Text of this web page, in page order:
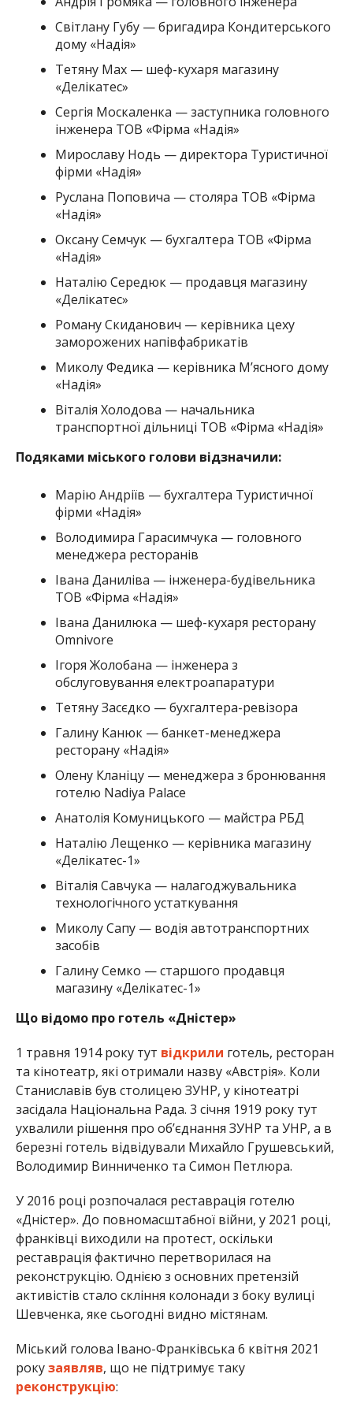
Світлану Губу — бригадира Кондитерського
дому «Надія»
Тетяну Мах — шеф-кухаря магазину
«Делікатес»
Сергія Москаленка — заступника головного
інженера ТОВ «Фірма «Надія»
Мирославу Нодь — директора Туристичної
фірми «Надія»
Руслана Поповича — столяра ТОВ «Фірма
«Надія»
Оксану Семчук — бухгалтера ТОВ «Фірма
«Надія»
Наталію Середюк — продавця магазину
«Делікатес»
Роману Скиданович — керівника цеху
заморожених напівфабрикатів
Миколу Федика — керівника М’ясного дому
«Надія»
Віталія Холодова — начальника
транспортної дільниці ТОВ «Фірма «Надія»
Подяками міського голови відзначили:
Марію Андріїв — бухгалтера Туристичної
фірми «Надія»
Володимира Гарасимчука — головного
менеджера ресторанів
Івана Даниліва — інженера-будівельника
ТОВ «Фірма «Надія»
Івана Данилюка — шеф-кухаря ресторану
Omnivore
Ігоря Жолобана — інженера з
обслуговування електроапаратури
Тетяну Засєдко — бухгалтера-ревізора
Галину Канюк — банкет-менеджера
ресторану «Надія»
Олену Кланіцу — менеджера з бронювання
готелю Nadiya Palace
Анатолія Комуницького — майстра РБД
Наталію Лещенко — керівника магазину
«Делікатес-1»
Віталія Савчука — налагоджувальника
технологічного устаткування
Миколу Сапу — водія автотранспортних
засобів
Галину Семко — старшого продавця
магазину «Делікатес-1»
Що відомо про готель «Дністер»
1 травня 1914 року тут відкрили готель, ресторан
та кінотеатр, які отримали назву «Австрія». Коли
Станиславів був столицею ЗУНР, у кінотеатрі
засідала Національна Рада. 3 січня 1919 року тут
ухвалили рішення про об’єднання ЗУНР та УНР, а в
березні готель відвідували Михайло Грушевський,
Володимир Винниченко та Симон Петлюра.
У 2016 році розпочалася реставрація готелю
«Дністер». До повномасштабної війни, у 2021 році,
франківці виходили на протест, оскільки
реставрація фактично перетворилася на
реконструкцію. Однією з основних претензій
активістів стало скління колонади з боку вулиці
Шевченка, яке сьогодні видно містянам.
Міський голова Івано-Франківська 6 квітня 2021
рокузаявляв, що не підтримує таку
реконструкцію: